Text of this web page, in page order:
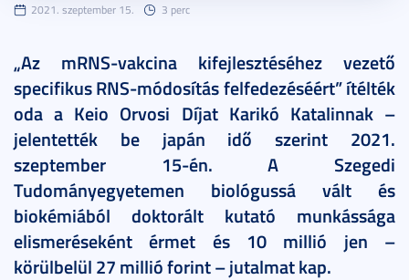
2021. szeptember 15. 3 perc
„Az mRNS-vakcina kifejlesztéséhez vezető
specifikus RNS-módosítás felfedezéséért” ítélték
oda a Keio Orvosi Díjat Karikó Katalinnak –
jelentették be japán idő szerint 2021.
szeptember 15-én. A Szegedi
Tudományegyetemen biológussá vált és
biokémiából doktorált kutató munkássága
elismeréseként érmet és 10 millió jen –
körülbelül 27 millió forint – jutalmat kap.